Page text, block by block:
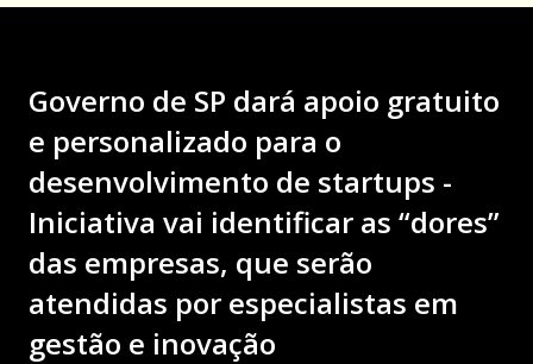
Governo de SP dará apoio gratuito
e personalizado para o
desenvolvimento de startups -
Iniciativa vai identificar as “dores”
das empresas, que serão
atendidas por especialistas em
gestão e inovação